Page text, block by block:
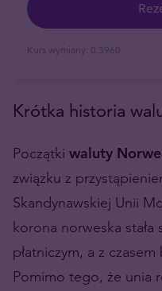
Kurs wymiany: 0.3960
Krótka historia
Początki waluty
związku z
Skandynawskiej Unii
korona norweska
płatniczym, a z
Pomimo tego, że unia